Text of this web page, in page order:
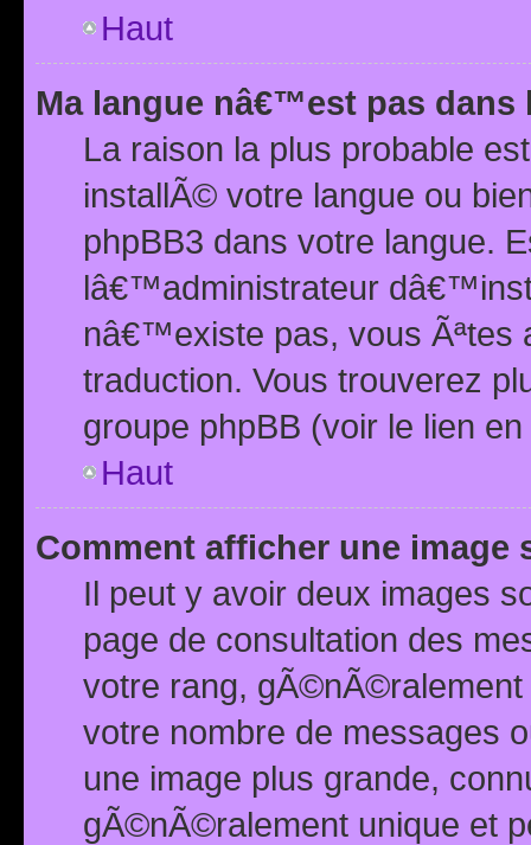
Haut
Ma langue nâ€™est pas dans
La raison la plus probable
installÃ© votre langue ou
phpBB3 dans votre langue.
lâ€™administrateur
nâ€™existe pas, vous Ãªtes
traduction. Vous trouverez
groupe phpBB (voir le lien
Haut
Comment afficher une image
Il peut y avoir deux images
page de consultation des
votre rang,
votre nombre de messages
une image plus grande,
gÃ©nÃ©ralement unique et